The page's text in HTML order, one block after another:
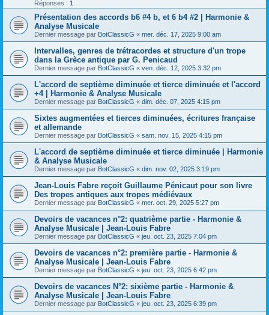
Réponses : 1
Présentation des accords b6 #4 b, et 6 b4 #2 | Harmonie &
Analyse Musicale
Dernier message par BotClassicG « mer. déc. 17, 2025 9:00 am
Intervalles, genres de trétracordes et structure d'un trope
dans la Grèce antique par G. Penicaud
Dernier message par BotClassicG « ven. déc. 12, 2025 3:32 pm
L'accord de septième diminuée et tierce diminuée et l'accord
+4 | Harmonie & Analyse Musicale
Dernier message par BotClassicG « dim. déc. 07, 2025 4:15 pm
Sixtes augmentées et tierces diminuées, écritures française
et allemande
Dernier message par BotClassicG « sam. nov. 15, 2025 4:15 pm
L'accord de septième diminuée et tierce diminuée | Harmonie
& Analyse Musicale
Dernier message par BotClassicG « dim. nov. 02, 2025 3:19 pm
Jean-Louis Fabre reçoit Guillaume Pénicaut pour son livre
Des tropes antiques aux tropes médiévaux
Dernier message par BotClassicG « mer. oct. 29, 2025 5:27 pm
Devoirs de vacances n°2: quatrième partie - Harmonie &
Analyse Musicale | Jean-Louis Fabre
Dernier message par BotClassicG « jeu. oct. 23, 2025 7:04 pm
Devoirs de vacances n°2: première partie - Harmonie &
Analyse Musicale | Jean-Louis Fabre
Dernier message par BotClassicG « jeu. oct. 23, 2025 6:42 pm
Devoirs de vacances N°2: sixième partie - Harmonie &
Analyse Musicale | Jean-Louis Fabre
Dernier message par BotClassicG « jeu. oct. 23, 2025 6:39 pm